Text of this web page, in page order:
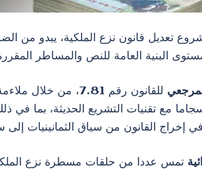
تعديل قانون نزع الملكية، يبدو
للقانون رقم 7.81،
مع تقنيات التشريع الحديثة، بما
تمس عددا من حلقات مسطرة نزع